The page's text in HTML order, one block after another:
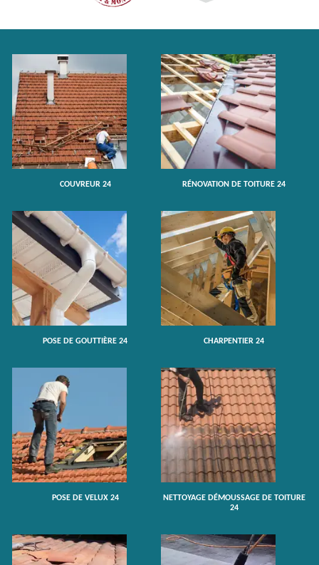
COUVREUR 24 RÉNOVATION DE TOITURE 24
POSE DE GOUTTIÈRE 24 CHARPENTIER 24
POSE DE VELUX 24
NETTOYAGE DÉMOUSSAGE DE TOITURE
24